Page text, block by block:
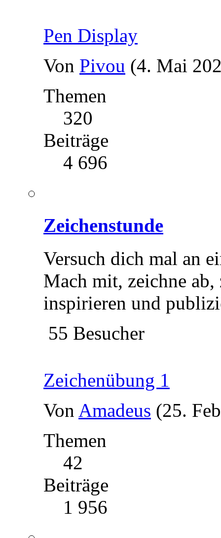
Pen Display
Von Pivou (4. Mai
Themen
320
Beiträge
4 696
Zeichenstunde
Versuch dich mal an
Mach mit, zeichne
inspirieren und
55 Besucher
Zeichenübung 1
Von Amadeus (25.
Themen
42
Beiträge
1 956